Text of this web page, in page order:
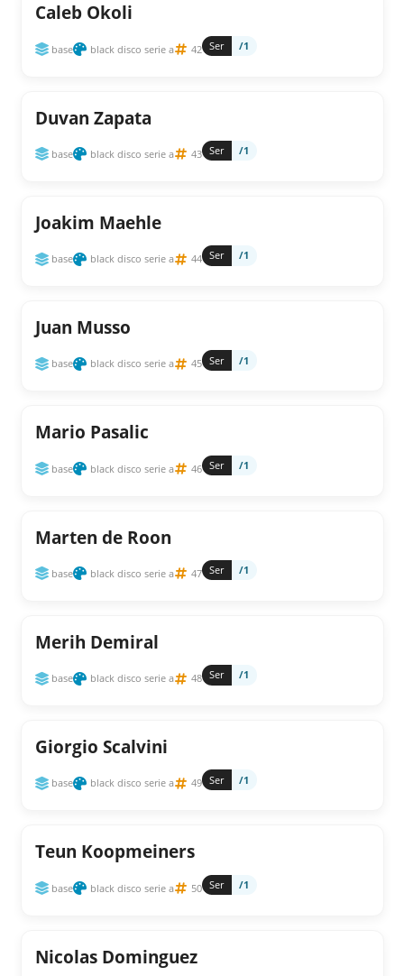
Caleb Okoli
base black disco serie a 42 Ser /1
Duvan Zapata
base black disco serie a 43 Ser /1
Joakim Maehle
base black disco serie a 44 Ser /1
Juan Musso
base black disco serie a 45 Ser /1
Mario Pasalic
base black disco serie a 46 Ser /1
Marten de Roon
base black disco serie a 47 Ser /1
Merih Demiral
base black disco serie a 48 Ser /1
Giorgio Scalvini
base black disco serie a 49 Ser /1
Teun Koopmeiners
base black disco serie a 50 Ser /1
Nicolas Dominguez